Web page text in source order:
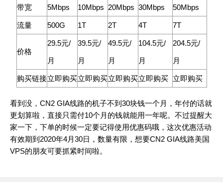
带宽 5Mbps 10Mbps 20Mbps 30Mbps 50Mbps
流量 500G 1T 2T 4T 7T
价格
29.5元/
月
39.5元/
月
49.5元/
月
104.5元/
月
204.5元/
月
购买链接立即购买立即购买立即购买立即购买 立即购买
看到没，CN2 GIA线路的机子不到30块钱一个月，年付的话就
更划算啦，直接只需付10个月的钱就能用一年呢。不过提醒大
家一下，下单的时候一定要记得使用优惠码哦，这次优惠活动
有效期到2020年4月30日，数量有限，想要CN2 GIA线路美国
VPS的朋友可要抓紧时间啦。